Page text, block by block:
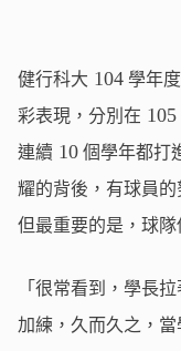
健行科大 104 學年
彩表現，分別在 105
連續 10 個學年都打
耀的背後，有球員的
但最重要的是，球隊
「很常看到，學長
加練，久而久之，